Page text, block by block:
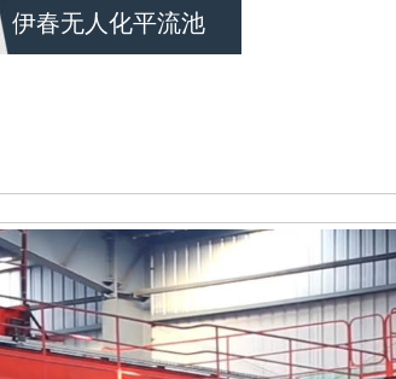
伊春无人化平流池